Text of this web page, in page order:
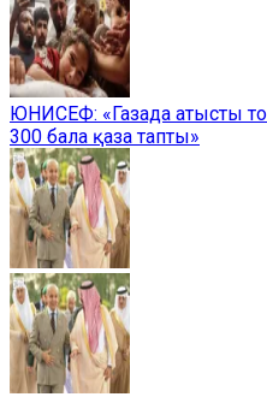
ЮНИСЕФ: «Газада атысты
300 бала қаза тапты»